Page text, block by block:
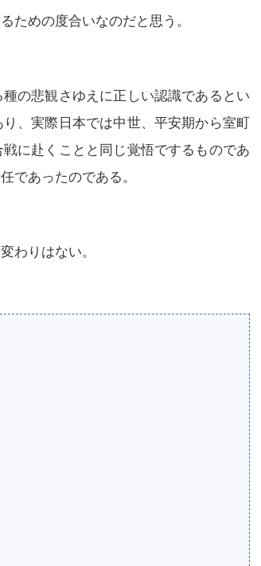
ための度合いなのだと思う。
の悲観さゆえに正しい認識であるとい
、実際日本では中世、平安期から室町
に赴くことと同じ覚悟でするものであ
であったのである。
わりはない。